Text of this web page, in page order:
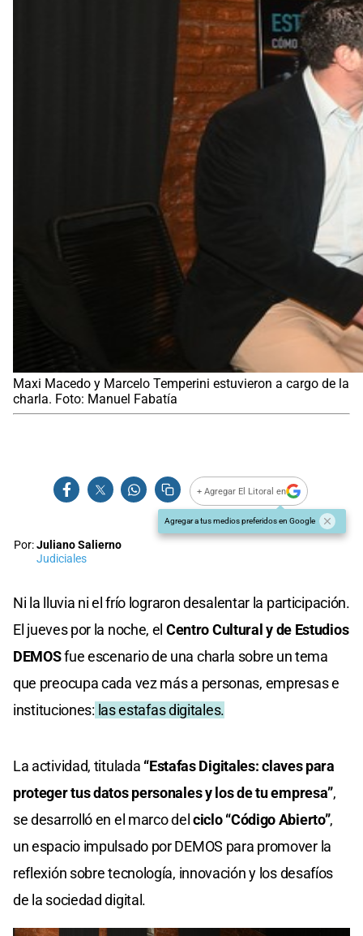
Maxi Macedo y Marcelo Temperini estuvieron a cargo de la
charla. Foto: Manuel Fabatía
+ Agregar El Litoral en
Agregar a tus medios preferidos en Google
Por:Juliano Salierno
Judiciales
Ni la lluvia ni el frío lograron desalentar la participación.
El jueves por la noche, el Centro Cultural y de Estudios
DEMOSfue escenario de una charla sobre un tema
que preocupa cada vez más a personas, empresas e
instituciones: las estafas digitales.
La actividad, titulada “Estafas Digitales: claves para
proteger tus datos personales y los de tu empresa”,
se desarrolló en el marco del ciclo “Código Abierto”,
un espacio impulsado por DEMOS para promover la
reflexión sobre tecnología, innovación y los desafíos
de la sociedad digital.